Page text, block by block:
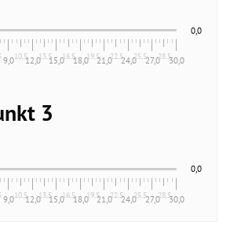
9,010,512,013,515,016,518,019,521,022,524,025,527,028,530,0
0,0
3
9,010,512,013,515,016,518,019,521,022,524,025,527,028,530,0
0,0